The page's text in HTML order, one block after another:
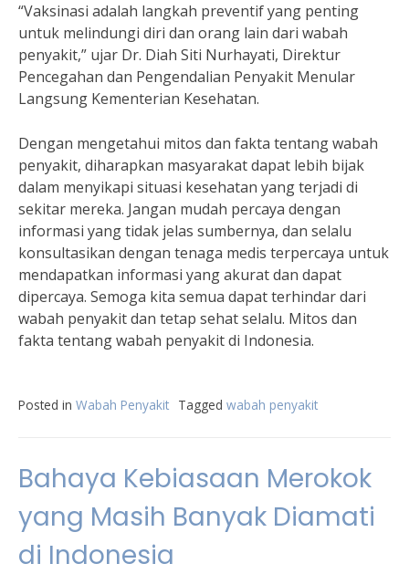
“Vaksinasi adalah langkah preventif yang penting
untuk melindungi diri dan orang lain dari wabah
penyakit,” ujar Dr. Diah Siti Nurhayati, Direktur
Pencegahan dan Pengendalian Penyakit Menular
Langsung Kementerian Kesehatan.
Dengan mengetahui mitos dan fakta tentang wabah
penyakit, diharapkan masyarakat dapat lebih bijak
dalam menyikapi situasi kesehatan yang terjadi di
sekitar mereka. Jangan mudah percaya dengan
informasi yang tidak jelas sumbernya, dan selalu
konsultasikan dengan tenaga medis terpercaya untuk
mendapatkan informasi yang akurat dan dapat
dipercaya. Semoga kita semua dapat terhindar dari
wabah penyakit dan tetap sehat selalu. Mitos dan
fakta tentang wabah penyakit di Indonesia.
Posted in Wabah Penyakit Tagged wabah penyakit
Bahaya Kebiasaan Merokok
yang Masih Banyak Diamati
di Indonesia